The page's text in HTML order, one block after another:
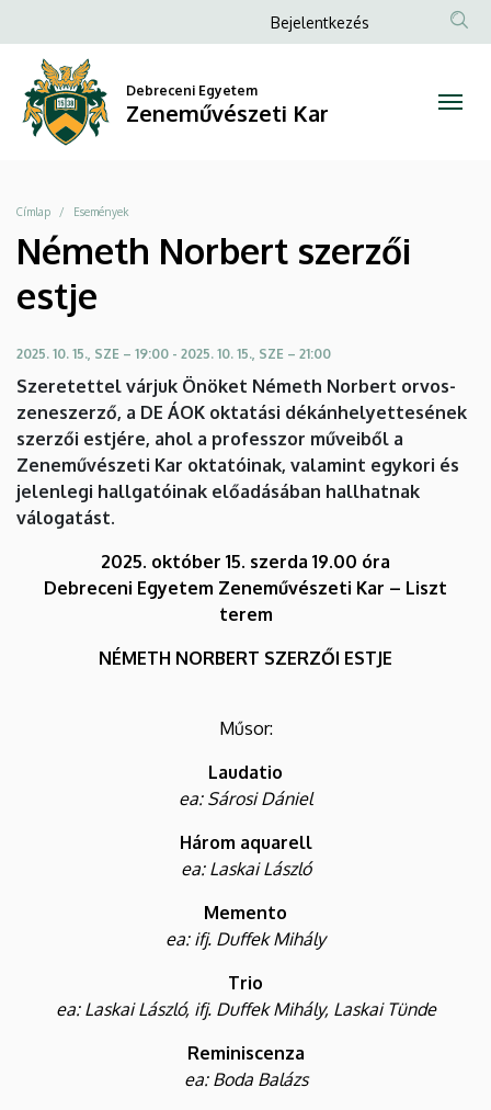
Norbert
szerzői
estje
Zeneművészeti
Kar
a
tartalomra
Anonim
menüje
Bejelentkezés
Debreceni Egyetem
Zeneművészeti Kar
Morzsa
Címlap Események
Németh Norbert szerzői
estje
2025. 10. 15., SZE – 19:00 - 2025. 10. 15., SZE – 21:00
Szeretettel várjuk Önöket Németh Norbert orvos-
zeneszerző, a DE ÁOK oktatási dékánhelyettesének
szerzői estjére, ahol a professzor műveiből a
Zeneművészeti Kar oktatóinak, valamint egykori és
jelenlegi hallgatóinak előadásában hallhatnak
válogatást.
2025. október 15. szerda 19.00 óra
Debreceni Egyetem Zeneművészeti Kar – Liszt
terem
NÉMETH NORBERT SZERZŐI ESTJE
Műsor:
Laudatio
ea: Sárosi Dániel
Három aquarell
ea: Laskai László
Memento
ea: ifj. Duffek Mihály
Trio
ea: Laskai László, ifj. Duffek Mihály, Laskai Tünde
Reminiscenza
ea: Boda Balázs